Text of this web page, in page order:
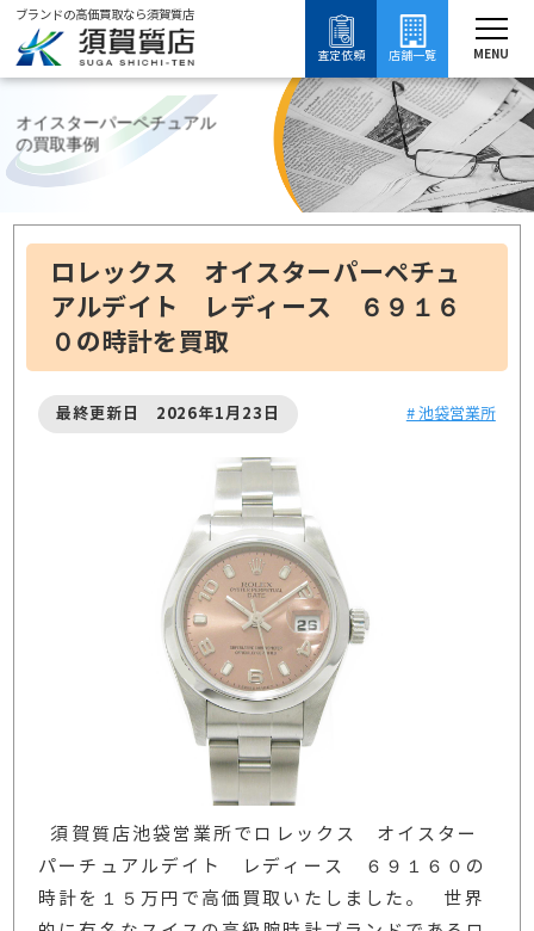
ブランドの高価買取なら須賀質店
査定依頼
店舗一覧 MENU
ブランド買取 時計買取 ロレックス買取 オイスターパーペチュアルの買取
オイスターパーペチュアル
の買取事例
ロレックス オイスターパーペチュ
アルデイト レディース ６９１６
０の時計を買取
最終更新日 2026年1月23日 # 池袋営業所
須賀質店池袋営業所でロレックス オイスター
パーチュアルデイト レディース ６９１６０の
時計を１５万円で高価買取いたしました。 世界